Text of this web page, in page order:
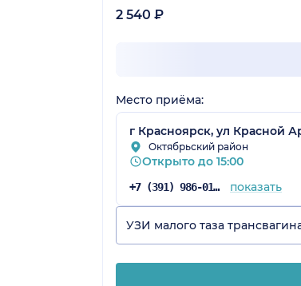
2 540 ₽
Место приёма:
г Красноярск, ул Красной
Октябрьский район
Открыто до 15:00
+7 (391) 986-01-54 показать
УЗИ малого таза